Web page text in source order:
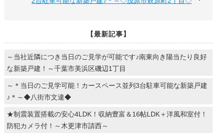
【最新記事】
～当社近隣につき当日のご見学が可能です♪南東向き陽当たり良好
な新築戸建！～千葉市美浜区磯辺1丁目
～＊当日のご見学可能！カースペース並列3台駐車可能な新築戸建
♪＊～◆八街市文違◆
★制震装置搭載の安心4LDK！収納豊富＆16帖LDK＋洋風和室付！
防犯カメラ付！～木更津市請西～